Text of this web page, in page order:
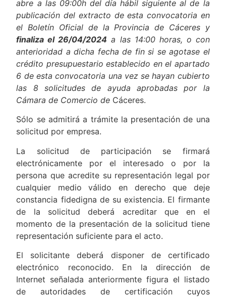
abre a las 09:00h del día hábil siguiente al de la
publicación del extracto de esta convocatoria en
el Boletín Oficial de la Provincia de Cáceres y
finaliza el 26/04/2024 a las 14:00 horas, o con
anterioridad a dicha fecha de fin si se agotase el
crédito presupuestario establecido en el apartado
6 de esta convocatoria una vez se hayan cubierto
las 8 solicitudes de ayuda aprobadas por la
Cámara de Comercio de Cáceres.
Sólo se admitirá a trámite la presentación de una
solicitud por empresa.
La solicitud de participación se firmará
electrónicamente por el interesado o por la
persona que acredite su representación legal por
cualquier medio válido en derecho que deje
constancia fidedigna de su existencia. El firmante
de la solicitud deberá acreditar que en el
momento de la presentación de la solicitud tiene
representación suficiente para el acto.
El solicitante deberá disponer de certificado
electrónico reconocido. En la dirección de
Internet señalada anteriormente figura el listado
de autoridades de certificación cuyos